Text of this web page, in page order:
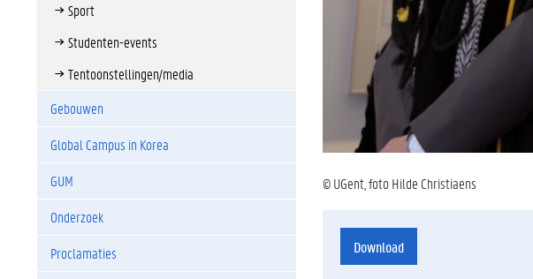
Sport
Studenten-events
Tentoonstellingen/media
Gebouwen
Global Campus in Korea
GUM
Onderzoek
Proclamaties
© UGent, foto Hilde Christiaens
Download